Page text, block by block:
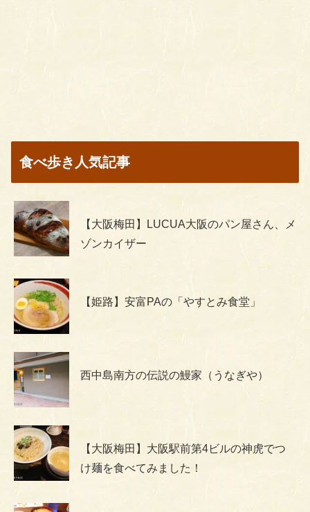
食べ歩き人気記事
【大阪梅田】LUCUA大阪のパン屋さん、メ
ゾンカイザー
【姫路】安富PAの「やすとみ食堂」
西中島南方の伝説の鰻家（うなぎや）
【大阪梅田】大阪駅前第4ビルの神虎でつ
け麺を食べてみました！